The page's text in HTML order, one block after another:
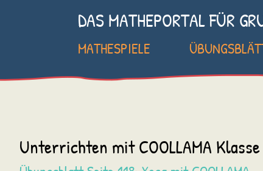
DAS MATHEPORTAL FÜR
MATHESPIELE
Unterrichten mit COOLLAMA